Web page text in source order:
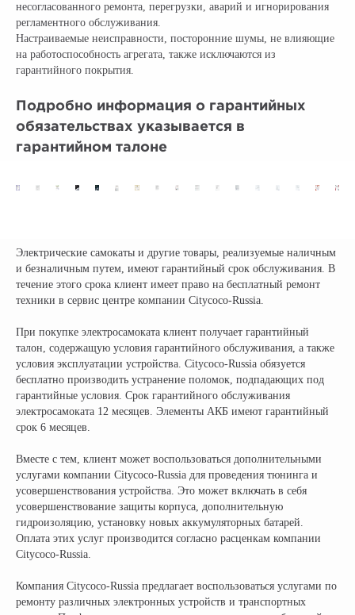
несогласованного ремонта, перегрузки, аварий и игнорирования
регламентного обслуживания.
Настраиваемые неисправности, посторонние шумы, не влияющие
на работоспособность агрегата, также исключаются из
гарантийного покрытия.
Подробно информация о гарантийных
обязательствах указывается в
гарантийном талоне
Электрические самокаты и другие товары, реализуемые наличным
и безналичным путем, имеют гарантийный срок обслуживания. В
течение этого срока клиент имеет право на бесплатный ремонт
техники в сервис центре компании Citycoco-Russia.
При покупке электросамоката клиент получает гарантийный
талон, содержащую условия гарантийного обслуживания, а также
условия эксплуатации устройства. Citycoco-Russia обязуется
бесплатно производить устранение поломок, подпадающих под
гарантийные условия. Срок гарантийного обслуживания
электросамоката 12 месяцев. Элементы АКБ имеют гарантийный
срок 6 месяцев.
Вместе с тем, клиент может воспользоваться дополнительными
услугами компании Citycoco-Russia для проведения тюнинга и
усовершенствования устройства. Это может включать в себя
усовершенствование защиты корпуса, дополнительную
гидроизоляцию, установку новых аккумуляторных батарей.
Оплата этих услуг производится согласно расценкам компании
Citycoco-Russia.
Компания Citycoco-Russia предлагает воспользоваться услугами по
ремонту различных электронных устройств и транспортных
Главная
Контакты
Блог
Электросамокаты
Электровелосипеды
Электроквадроциклы
Грузовые электротрициклы
Аксессуары и
Официальный поставщик всех
брендов электротранспорта
Гарантия
КОМПАНИЯ: РАЗДЕЛЫ КАТАЛОГА: